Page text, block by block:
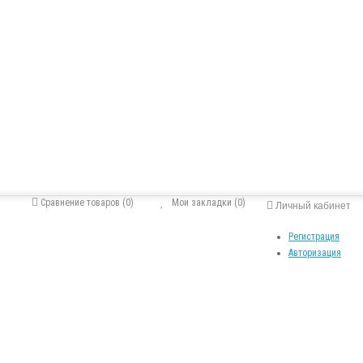
Личный кабинет
Регистрация
Авторизация
Мои закладки (0)
Сравнение товаров (0)